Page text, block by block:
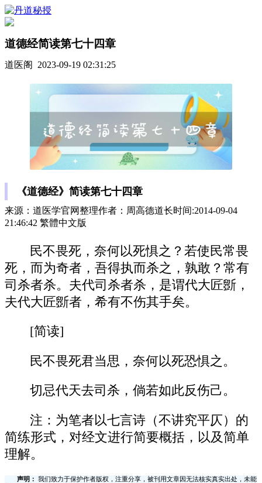
道德经简读第七十四章
道医阁 2023-09-19 02:31:25
《道德经》简读第七十四章
来源：道医学官网整理作者：周高德道长时间:2014-09-04
21:46:42 繁體中文版
民不畏死，奈何以死惧之？若使民常畏
死，而为奇者，吾得执而杀之，孰敢？常有
司杀者杀。夫代司杀者杀，是谓代大匠斵，
夫代大匠斵者，希有不伤其手矣。
[简读]
民不畏死君当思，奈何以死恐惧之。
切忌代天去司杀，倘若如此反伤己。
注：为笔者以七言诗（不讲究平仄）的
简练形式，对经文进行简要概括，以及简单
理解。
声明：
我们致力于保护作者版权，注重分享，被刊用文章因无法核实真实出处，未能